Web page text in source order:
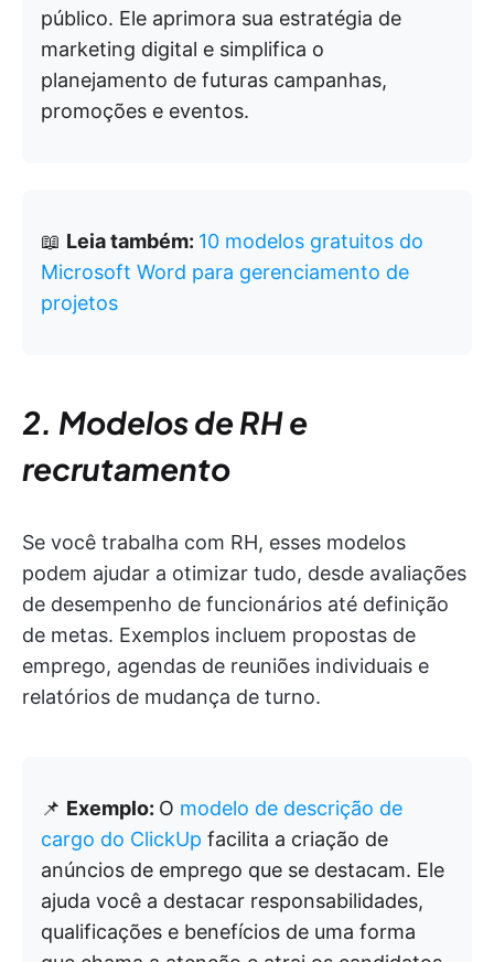
público. Ele aprimora sua estratégia de
marketing digital e simplifica o
planejamento de futuras campanhas,
promoções e eventos.
📖 Leia também: 10 modelos gratuitos do
Microsoft Word para gerenciamento de
projetos
2. Modelos de RH e
recrutamento
Se você trabalha com RH, esses modelos
podem ajudar a otimizar tudo, desde avaliações
de desempenho de funcionários até definição
de metas. Exemplos incluem propostas de
emprego, agendas de reuniões individuais e
relatórios de mudança de turno.
📌 Exemplo: O modelo de descrição de
cargo do ClickUp facilita a criação de
anúncios de emprego que se destacam. Ele
ajuda você a destacar responsabilidades,
qualificações e benefícios de uma forma